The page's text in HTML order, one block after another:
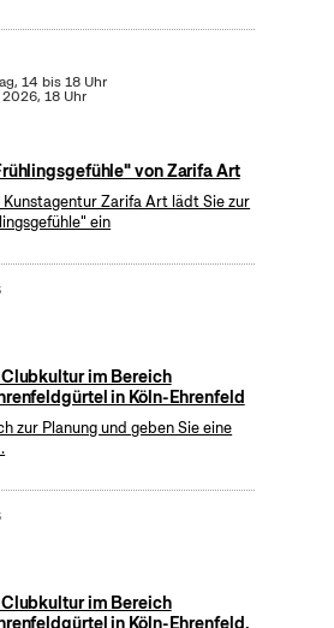
14 bis 18 Uhr
18 Uhr
von Zarifa Art
Zarifa Art lädt Sie zur
ein
im Bereich
in Köln-Ehrenfeld
zur Planung und geben Sie eine
im Bereich
in Köln-Ehrenfeld,